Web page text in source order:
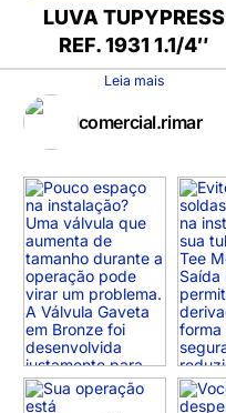
LUVA TUPYPRESS
REF. 1931 1.1/4″
Leia mais
comercial.rimar